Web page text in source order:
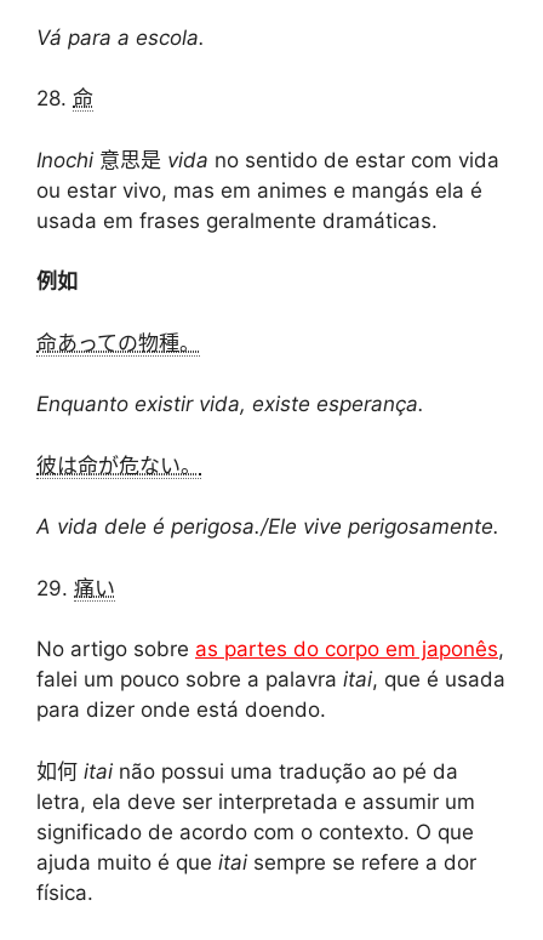
Vá para a escola.
28. 命
Inochi 意思是 vida no sentido de estar com vida
ou estar vivo, mas em animes e mangás ela é
usada em frases geralmente dramáticas.
例如
命あっての物種。
Enquanto existir vida, existe esperança.
彼は命が危ない。
A vida dele é perigosa./Ele vive perigosamente.
29. 痛い
No artigo sobre as partes do corpo em japonês,
falei um pouco sobre a palavra itai, que é usada
para dizer onde está doendo.
如何 itai não possui uma tradução ao pé da
letra, ela deve ser interpretada e assumir um
significado de acordo com o contexto. O que
ajuda muito é que itai sempre se refere a dor
física.